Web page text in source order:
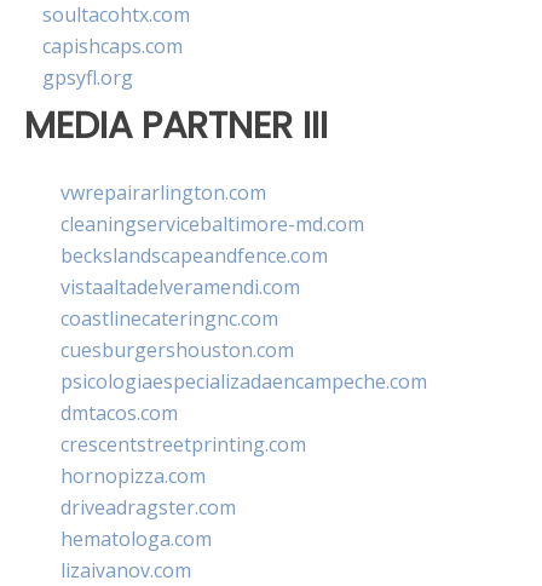
soultacohtx.com
capishcaps.com
gpsyfl.org
MEDIA PARTNER III
vwrepairarlington.com
cleaningservicebaltimore-md.com
beckslandscapeandfence.com
vistaaltadelveramendi.com
coastlinecateringnc.com
cuesburgershouston.com
psicologiaespecializadaencampeche.com
dmtacos.com
crescentstreetprinting.com
hornopizza.com
driveadragster.com
hematologa.com
lizaivanov.com